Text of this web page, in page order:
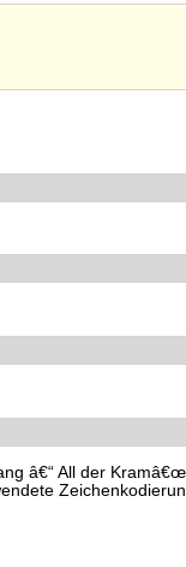
â€“ All der